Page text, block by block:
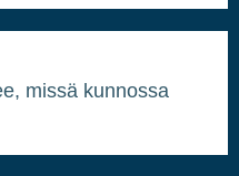
missä kunnossa